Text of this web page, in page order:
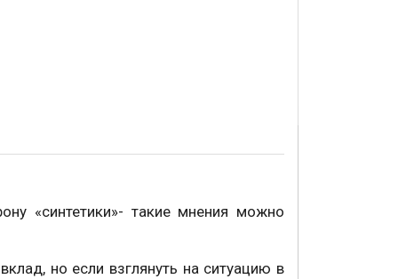
«синтетики»- такие мнения можно
но если взглянуть на ситуацию в